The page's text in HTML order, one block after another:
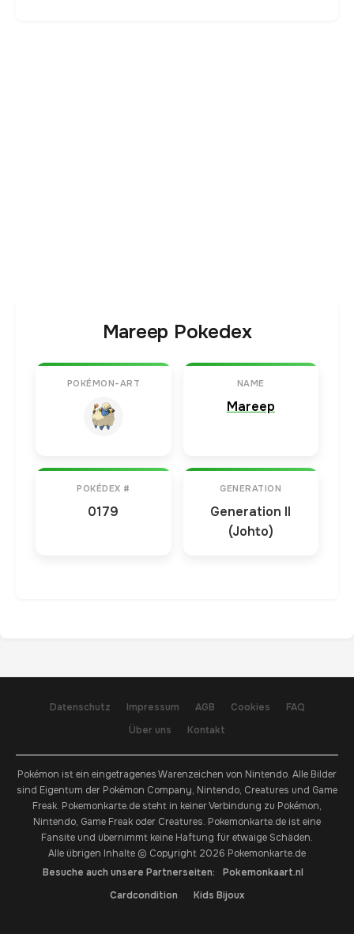
Mareep Pokedex
POKÉMON-ART NAME
Mareep
POKÉDEX #
0179
GENERATION
Generation II
(Johto)
Datenschutz Impressum AGB Cookies
FAQ
Über uns
Kontakt
Pokémon ist ein eingetragenes Warenzeichen von Nintendo. Alle Bilder
sind Eigentum der Pokémon Company, Nintendo, Creatures und Game
Freak. Pokemonkarte.de steht in keiner Verbindung zu Pokémon,
Nintendo, Game Freak oder Creatures. Pokemonkarte.de ist eine
Fansite und übernimmt keine Haftung für etwaige Schäden.
Alle übrigen Inhalte © Copyright 2026 Pokemonkarte.de
Besuche auch unsere Partnerseiten:
Pokemonkaart.nl
Cardcondition
Kids Bijoux